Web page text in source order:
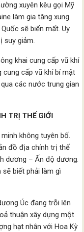
xuyên kêu gọi Mỹ
làm gia tăng xung
sẽ biến mất. Uy
suy giảm.
khai cung cấp vũ khí
cung cấp vũ khí bí mật
các nước trung gian
TRỊ THẾ GIỚI
không tuyên bố.
đồ địa chính trị thế
dương – Ấn độ dương.
biết phải làm gì
Úc đang trỗi lên
thuận xây dựng một
hạt nhân với Hoa Kỳ